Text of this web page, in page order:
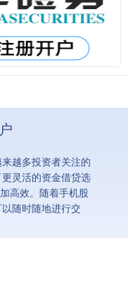
越多投资者关注的
灵活的资金借贷选
高效。随着手机股
随时随地进行交